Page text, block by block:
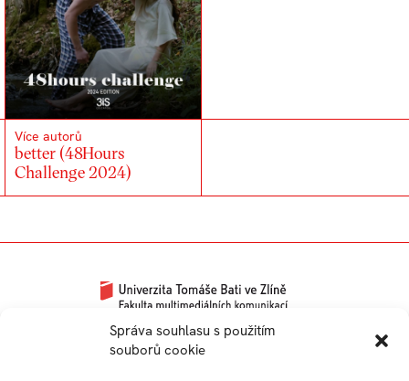
Správa souhlasu s použitím
souborů cookie
Více autorů
better (48Hours
Challenge 2024)
Univerzitní 2431
760 01 Zlín